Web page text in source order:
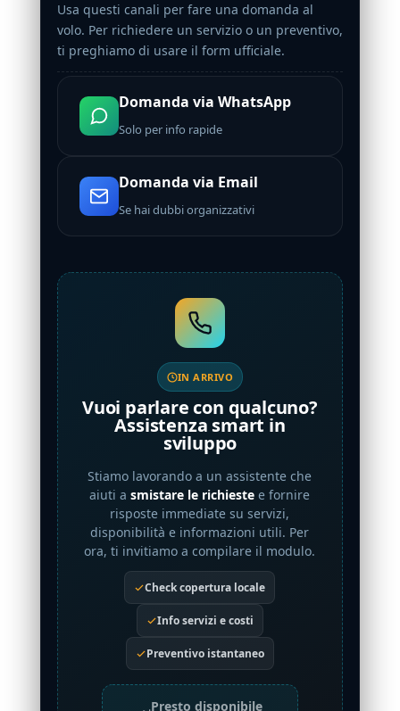
Usa questi canali per fare una domanda al
volo. Per richiedere un servizio o un preventivo,
ti preghiamo di usare il form ufficiale.
Domanda via WhatsApp
Solo per info rapide
Domanda via Email
Se hai dubbi organizzativi
IN ARRIVO
Vuoi parlare con qualcuno?
Assistenza smart in
sviluppo
Stiamo lavorando a un assistente che
aiuti asmistare le richieste e fornire
risposte immediate su servizi,
disponibilità e informazioni utili. Per
ora, ti invitiamo a compilare il modulo.
Check copertura locale
Info servizi e costi
Preventivo istantaneo
Presto disponibile